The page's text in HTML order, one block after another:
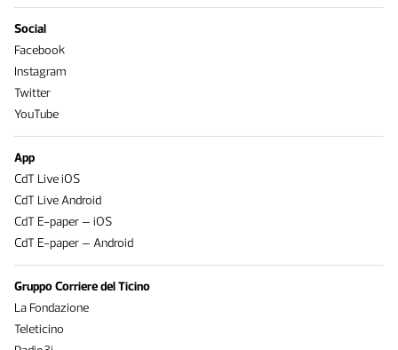
Social
Facebook
Instagram
Twitter
YouTube
App
CdT Live iOS
CdT Live Android
CdT E-paper – iOS
CdT E-paper – Android
Gruppo Corriere del Ticino
La Fondazione
Teleticino